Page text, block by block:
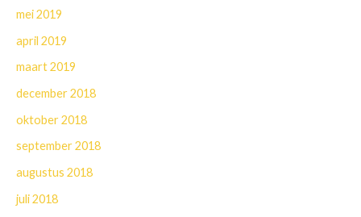
mei 2019
april 2019
maart 2019
december 2018
oktober 2018
september 2018
augustus 2018
juli 2018